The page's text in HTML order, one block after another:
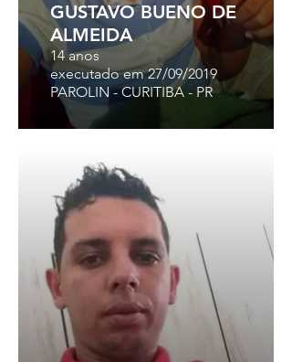
GUSTAVO BUENO DE
ALMEIDA
14 anos
executado em 27/09/2019
PAROLIN - CURITIBA - PR